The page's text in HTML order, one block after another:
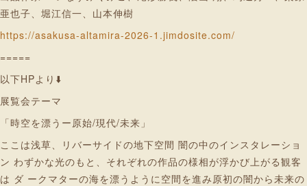
亜也子、堀江信一、山本伸樹
https://asakusa-altamira-2026-1.jimdosite.com/
=====
以下HPより⬇️
展覧会テーマ
「時空を漂うー原始/現代/未来」
ここは浅草、リバーサイドの地下空間 闇の中のインスタレーショ
ン わずかな光のもと、それぞれの作品の様相が浮かび上がる観客
は ダ ークマターの海を漂うように空間を進み原初の闇から未来の